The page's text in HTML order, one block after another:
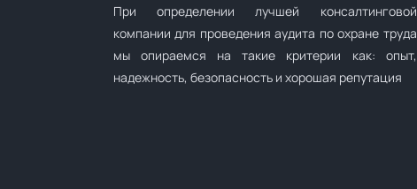
При определении лучшей консалтинговой
компании для проведения аудита по охране труда
мы опираемся на такие критерии как: опыт,
надежность, безопасность и хорошая репутация